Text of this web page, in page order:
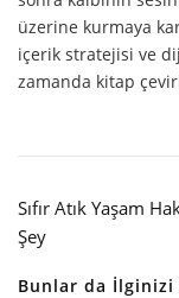
üzerine kurmaya
içerik stratejisi ve
zamanda kitap
Sıfır Atık Yaşam
Şey
Bunlar da İlginizi